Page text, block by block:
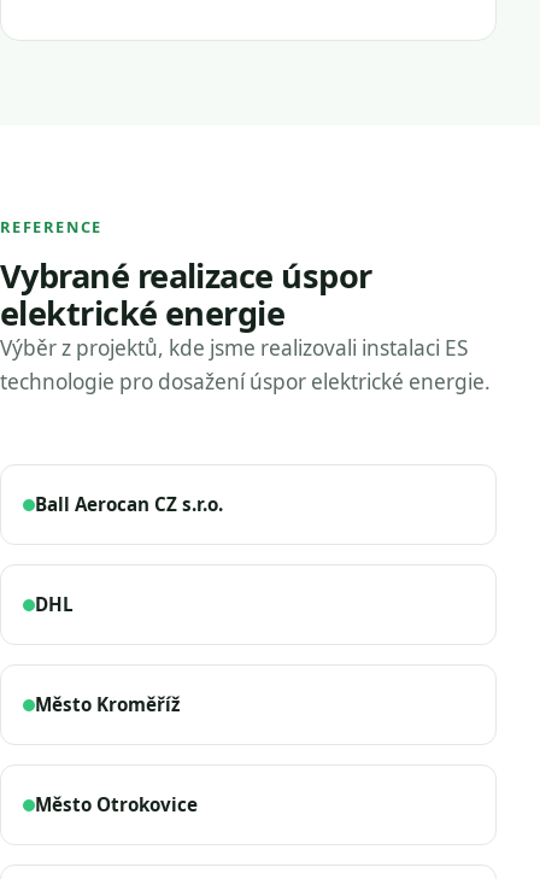
REFERENCE
Vybrané realizace úspor
elektrické energie
Výběr z projektů, kde jsme realizovali instalaci ES
technologie pro dosažení úspor elektrické energie.
Ball Aerocan CZ s.r.o.
DHL
Město Kroměříž
Město Otrokovice